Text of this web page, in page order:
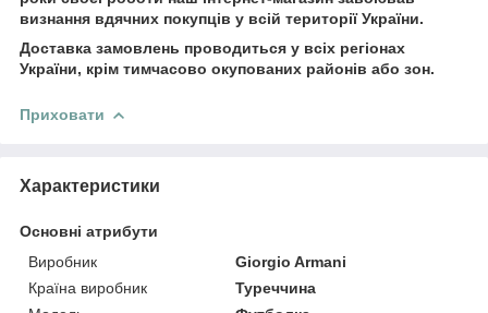
визнання вдячних покупців у всій території України.
Доставка замовлень проводиться у всіх регіонах
України, крім тимчасово окупованих районів або зон.
Приховати
Характеристики
Основні атрибути
Виробник
Giorgio Armani
Країна виробник
Туреччина